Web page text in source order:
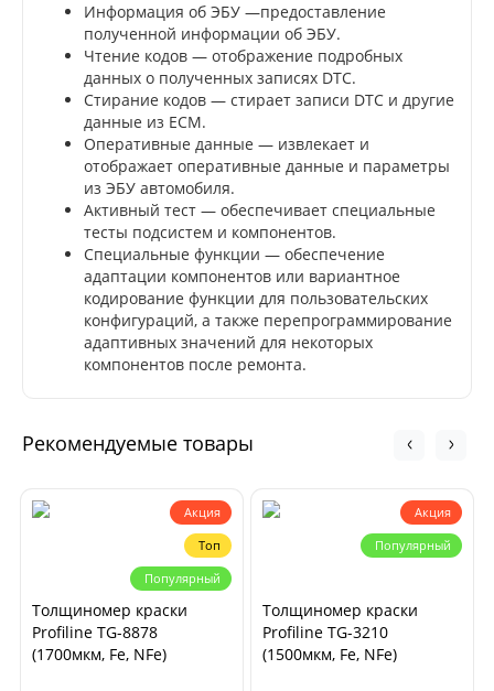
Информация об ЭБУ —предоставление
полученной информации об ЭБУ.
Чтение кодов — отображение подробных
данных о полученных записях DTC.
Стирание кодов — стирает записи DTC и другие
данные из ECM.
Оперативные данные — извлекает и
отображает оперативные данные и параметры
из ЭБУ автомобиля.
Активный тест — обеспечивает специальные
тесты подсистем и компонентов.
Специальные функции — обеспечение
адаптации компонентов или вариантное
кодирование функции для пользовательских
конфигураций, а также перепрограммирование
адаптивных значений для некоторых
компонентов после ремонта.
Рекомендуемые товары
Акция
Топ
Популярный
Толщиномер краски
Profiline TG-8878
(1700мкм, Fe, NFe)
Акция
Популярный
Толщиномер краски
Profiline TG-3210
(1500мкм, Fe, NFe)